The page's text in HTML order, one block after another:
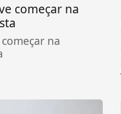
começar na
na